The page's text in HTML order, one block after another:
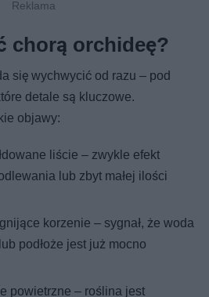
chorą orchideę?
się wychwycić od razu – pod
detale są kluczowe.
objawy:
liście – zwykle efekt
lub zbyt małej ilości
korzenie – sygnał, że woda
podłoże jest już mocno
powietrzne – roślina jest